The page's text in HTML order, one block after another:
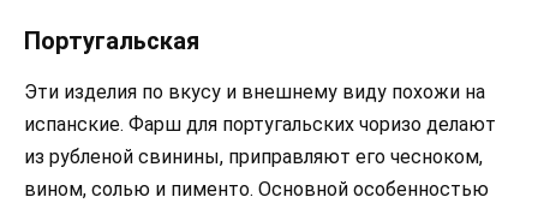
Португальская
Эти изделия по вкусу и внешнему виду похожи на
испанские. Фарш для португальских чоризо делают
из рубленой свинины, приправляют его чесноком,
вином, солью и пименто. Основной особенностью